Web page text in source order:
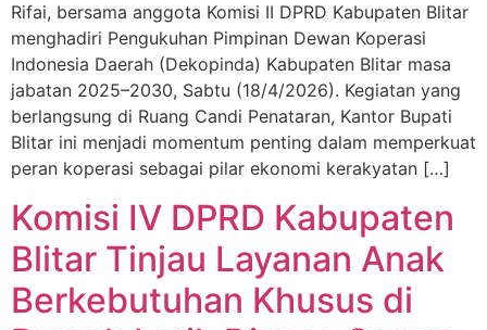
Rifai, bersama anggota Komisi II DPRD Kabupaten Blitar
menghadiri Pengukuhan Pimpinan Dewan Koperasi
Indonesia Daerah (Dekopinda) Kabupaten Blitar masa
jabatan 2025–2030, Sabtu (18/4/2026). Kegiatan yang
berlangsung di Ruang Candi Penataran, Kantor Bupati
Blitar ini menjadi momentum penting dalam memperkuat
peran koperasi sebagai pilar ekonomi kerakyatan […]
Komisi IV DPRD Kabupaten
Blitar Tinjau Layanan Anak
Berkebutuhan Khusus di